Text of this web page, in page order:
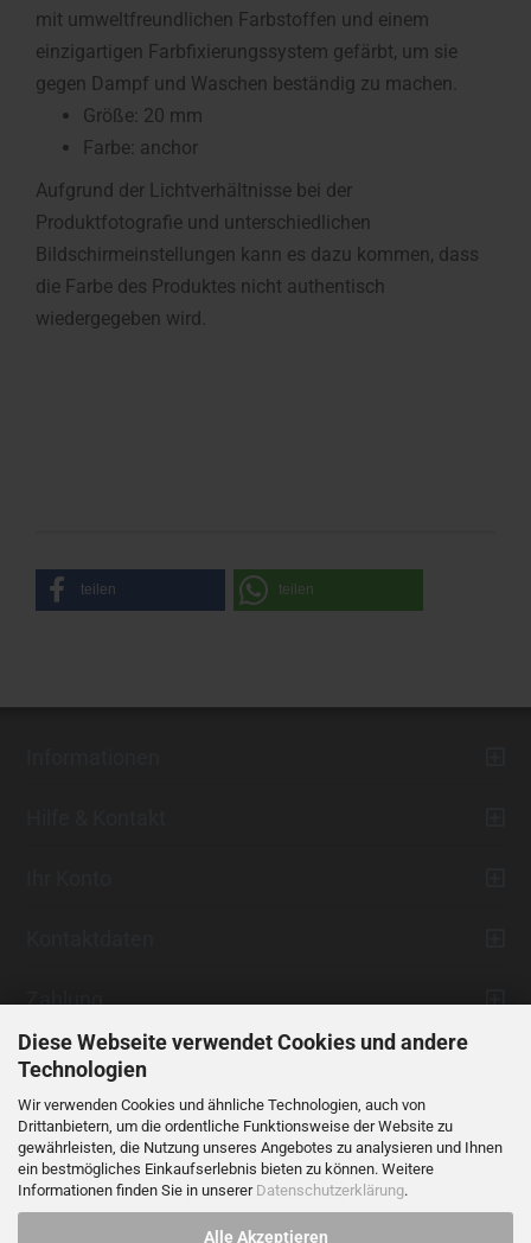
Diese Webseite verwendet Cookies und andere
Technologien
Wir verwenden Cookies und ähnliche Technologien, auch von
Drittanbietern, um die ordentliche Funktionsweise der Website zu
gewährleisten, die Nutzung unseres Angebotes zu analysieren und Ihnen
ein bestmögliches Einkaufserlebnis bieten zu können. Weitere
Informationen finden Sie in unserer Datenschutzerklärung.
Alle Akzeptieren
mit umweltfreundlichen Farbstoffen und einem
einzigartigen Farbfixierungssystem gefärbt, um sie
gegen Dampf und Waschen beständig zu machen.
Größe: 20 mm
Farbe: anchor
Aufgrund der Lichtverhältnisse bei der
Produktfotografie und unterschiedlichen
Bildschirmeinstellungen kann es dazu kommen, dass
die Farbe des Produktes nicht authentisch
wiedergegeben wird.
teilen teilen
Zahlung
Vertrag widerrufen